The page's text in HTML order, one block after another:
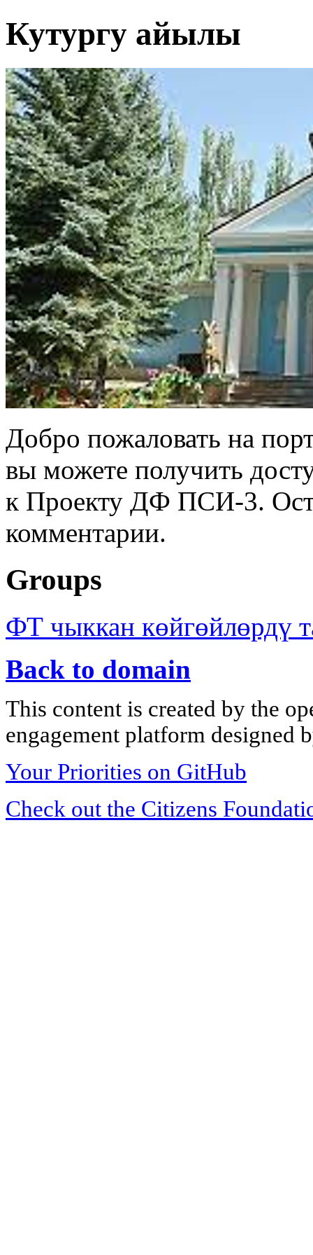
Кутургу айылы
Добро пожаловать на
вы можете получить
к Проекту ДФ ПСИ-3.
комментарии.
Groups
ФТ чыккан көйгөйлөрдү
Back to domain
This content is created by the
engagement platform designed
Your Priorities on GitHub
Check out the Citizens